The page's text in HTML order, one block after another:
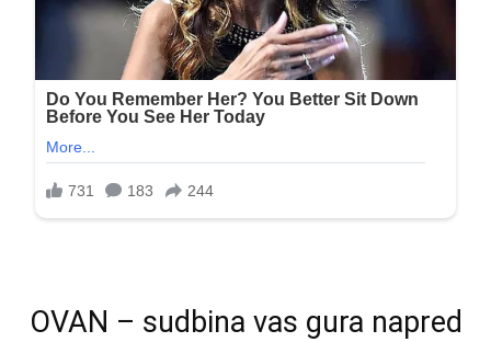
OVAN – sudbina vas gura napred